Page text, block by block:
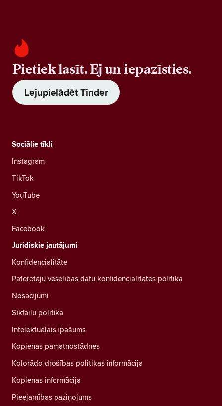
Pietiek lasīt. Ej un iepazīsties.
Lejupielādēt Tinder
Sociālie tīkli
Instagram
TikTok
YouTube
X
Facebook
Juridiskie jautājumi
Konfidencialitāte
Patērētāju veselības datu konfidencialitātes politika
Nosacījumi
Sīkfailu politika
Intelektuālais īpašums
Kopienas pamatnostādnes
Kolorādo drošības politikas informācija
Kopienas informācija
Pieejamības paziņojums